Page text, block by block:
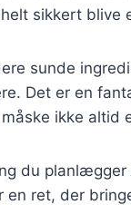
sikkert blive
sunde
Det er en
ikke altid
du planlægger
en ret, der